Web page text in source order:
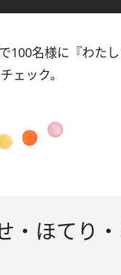
100名様に『わた
ェック。
・ほてり